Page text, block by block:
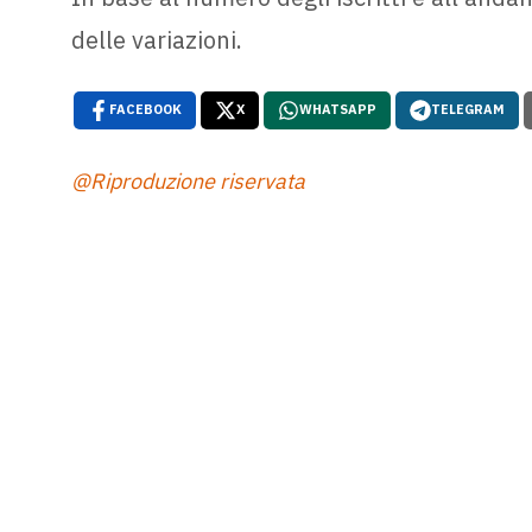
delle variazioni.
FACEBOOK X WHATSAPP TELEGRAM
@Riproduzione riservata